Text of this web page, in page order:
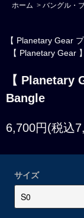
ホーム > バングル・
【 Planetary Gear
【 Planetary Gear 】
【 Planetary
Bangle
6,700円(税込
サイズ